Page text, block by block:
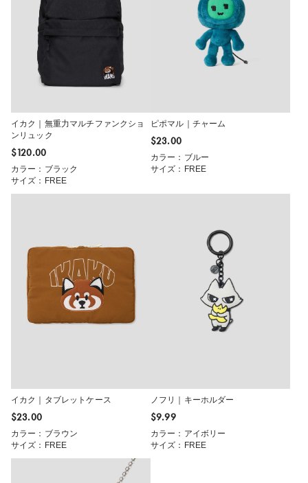
イカク｜無重力マルチファンクショ
ンリュック
$‌120.00
カラー：ブラック
サイズ：FREE
ピポマル｜チャーム
$‌23.00
カラー：ブルー
サイズ：FREE
イカク｜タブレットケース
$‌23.00
カラー：ブラウン
サイズ：FREE
ノフリ｜キーホルダー
$‌9.99
カラー：アイボリー
サイズ：FREE